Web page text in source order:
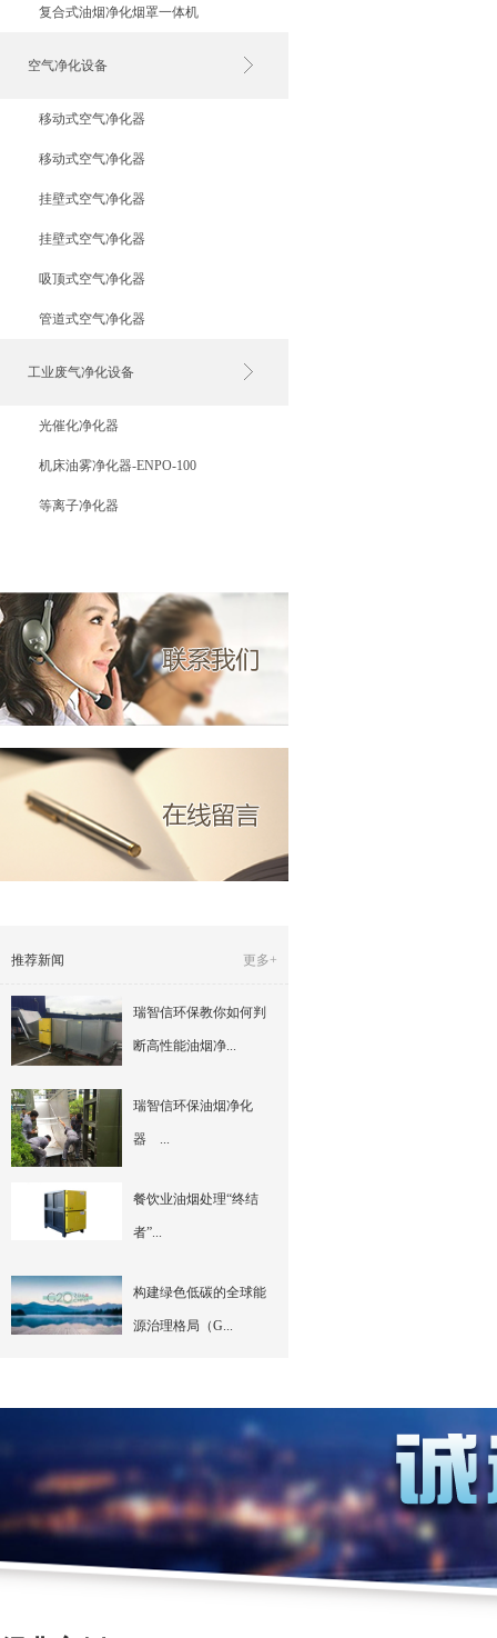
复合式油烟净化烟罩一体机
空气净化设备
移动式空气净化器
移动式空气净化器
挂壁式空气净化器
挂壁式空气净化器
吸顶式空气净化器
管道式空气净化器
工业废气净化设备
光催化净化器
机床油雾净化器-ENPO-100
等离子净化器
推荐新闻 更多+
瑞智信环保教你如何判
断高性能油烟净...
瑞智信环保油烟净化
器 ...
餐饮业油烟处理“终结
者”...
构建绿色低碳的全球能
源治理格局（G...